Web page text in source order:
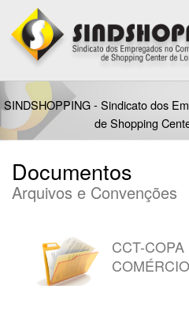
SINDSHOPPING - Sindicato dos
de Shopping
Documentos
Arquivos e Convenções
CCT-